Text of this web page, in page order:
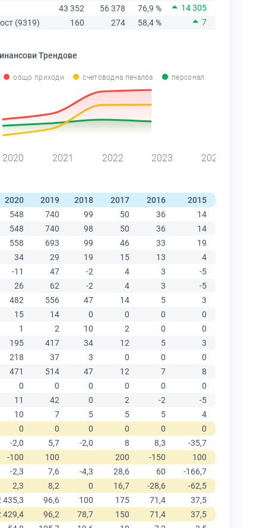
43 352
56 378 76,9 %
14 305
(9319)
160 274 58,4 % 7
Трендове
общо приходи счетоводна печалба персонал
2020 2021 2022 2023 2024
2020 2019 2018 2017 2016 2015